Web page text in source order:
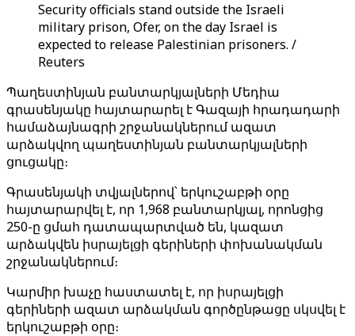
Security officials stand outside the Israeli
military prison, Ofer, on the day Israel is
expected to release Palestinian prisoners. /
Reuters
Պաղեստինյան բանտարկյալների Մեդիա
գրասենյակը հայտարարել է Գազայի հրադադարի
համաձայնագրի շրջանակներում ազատ
արձակվող պաղեստինյան բանտարկյալների
ցուցակը։
Գրասենյակի տվյալներով՝ երկուշաբթի օրը
հայտարարվել է, որ 1,968 բանտարկյալ, որոնցից
250-ը ցմահ դատապարտված են, կազատ
արձակվեն իսրայելցի գերիների փոխանակման
շրջանակներում։
Կարմիր խաչը հաստատել է, որ իսրայելցի
գերիների ազատ արձակման գործընթացը սկսվել է
երկուշաբթի օրը։